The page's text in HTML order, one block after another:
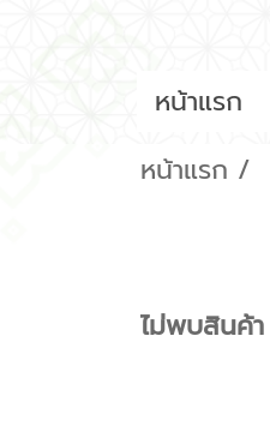
หน้าแรก
หน้าแรก
ไม่พบสินค้า